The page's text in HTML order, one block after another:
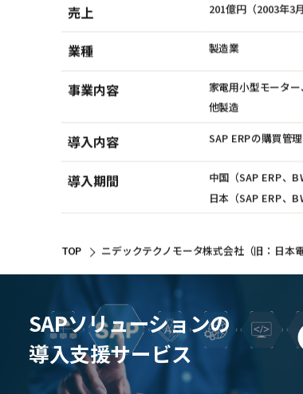
売上 201億円（2003年3
業種 製造業
事業内容 家電用小型モータ
他製造
導入内容 SAP ERPの購買管
導入期間
中国（SAP ERP、
日本（SAP ERP、
TOP ニデックテクノモータ株式会社（旧：日本
SAPソリューションの
導入支援サービス